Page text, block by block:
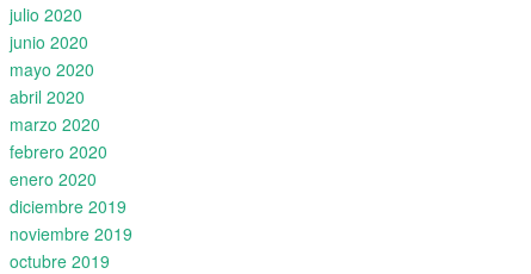
julio 2020
junio 2020
mayo 2020
abril 2020
marzo 2020
febrero 2020
enero 2020
diciembre 2019
noviembre 2019
octubre 2019